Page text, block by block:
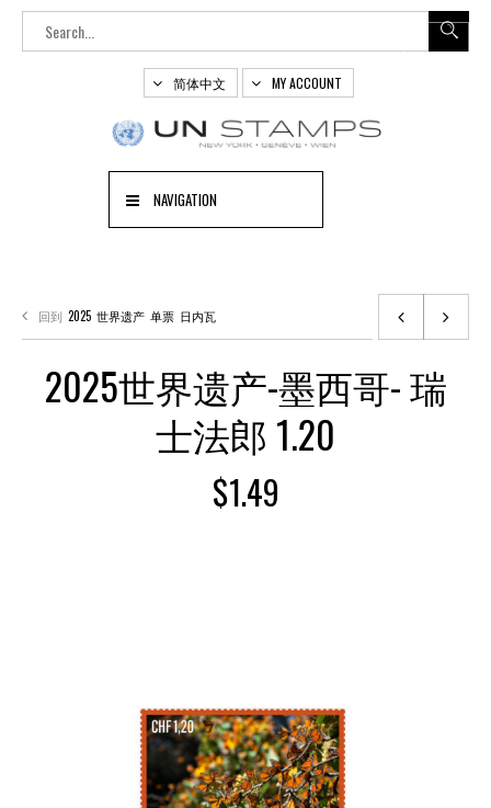
简体中文 MY ACCOUNT
NAVIGATION
回到 2025 世界遗产 单票 日内瓦
2025世界遗产-墨西哥- 瑞
士法郎 1.20
$1.49